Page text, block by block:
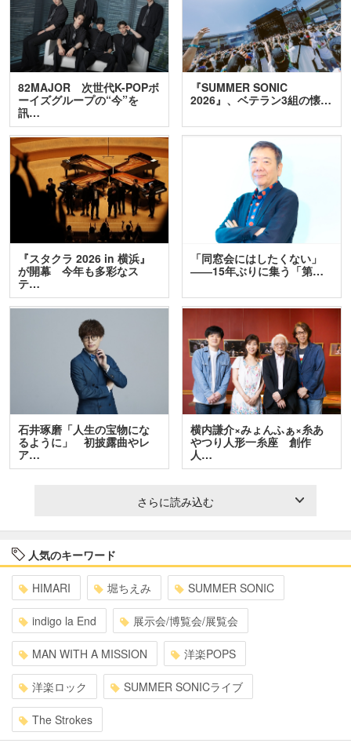
82MAJOR 次世代K-POPボ
ーイズグループの“今”を
訊…
『SUMMER SONIC
2026』、ベテラン3組の懐…
『スタクラ 2026 in 横浜』
が開幕 今年も多彩なス
テ…
「同窓会にはしたくない」
――15年ぶりに集う「第…
石井琢磨「人生の宝物にな
るように」 初披露曲やレ
ア…
横内謙介×みょんふぁ×糸あ
やつり人形一糸座 創作
人…
さらに読み込む
人気のキーワード
HIMARI 堀ちえみ SUMMER SONIC
indigo la End 展示会/博覧会/展覧会
MAN WITH A MISSION 洋楽POPS
洋楽ロック SUMMER SONICライブ
The Strokes